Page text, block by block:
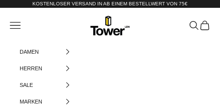
Zum Inhalt springenKOSTENLOSER VERSAND IN AB EINEM BESTELLWERT VON 75€
Tower-London.De
Menü Suchen
DAMEN
HERREN
SALE
MARKEN